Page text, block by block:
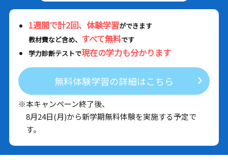
1週間で計2回、体験学習ができます
教材費など含め、 すべて無料です
学力診断テストで現在の学力も分かります
無料体験学習の詳細はこちら
※本キャンペーン終了後、
8月24日(月)から新学期無料体験を実施する予定で
す。